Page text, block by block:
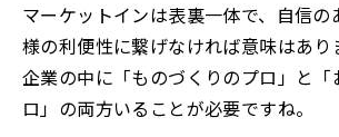
マーケットインは表裏一体で、自信の
様の利便性に繋げなければ意味はあり
企業の中に「ものづくりのプロ」と
ロ」の両方いることが必要ですね。